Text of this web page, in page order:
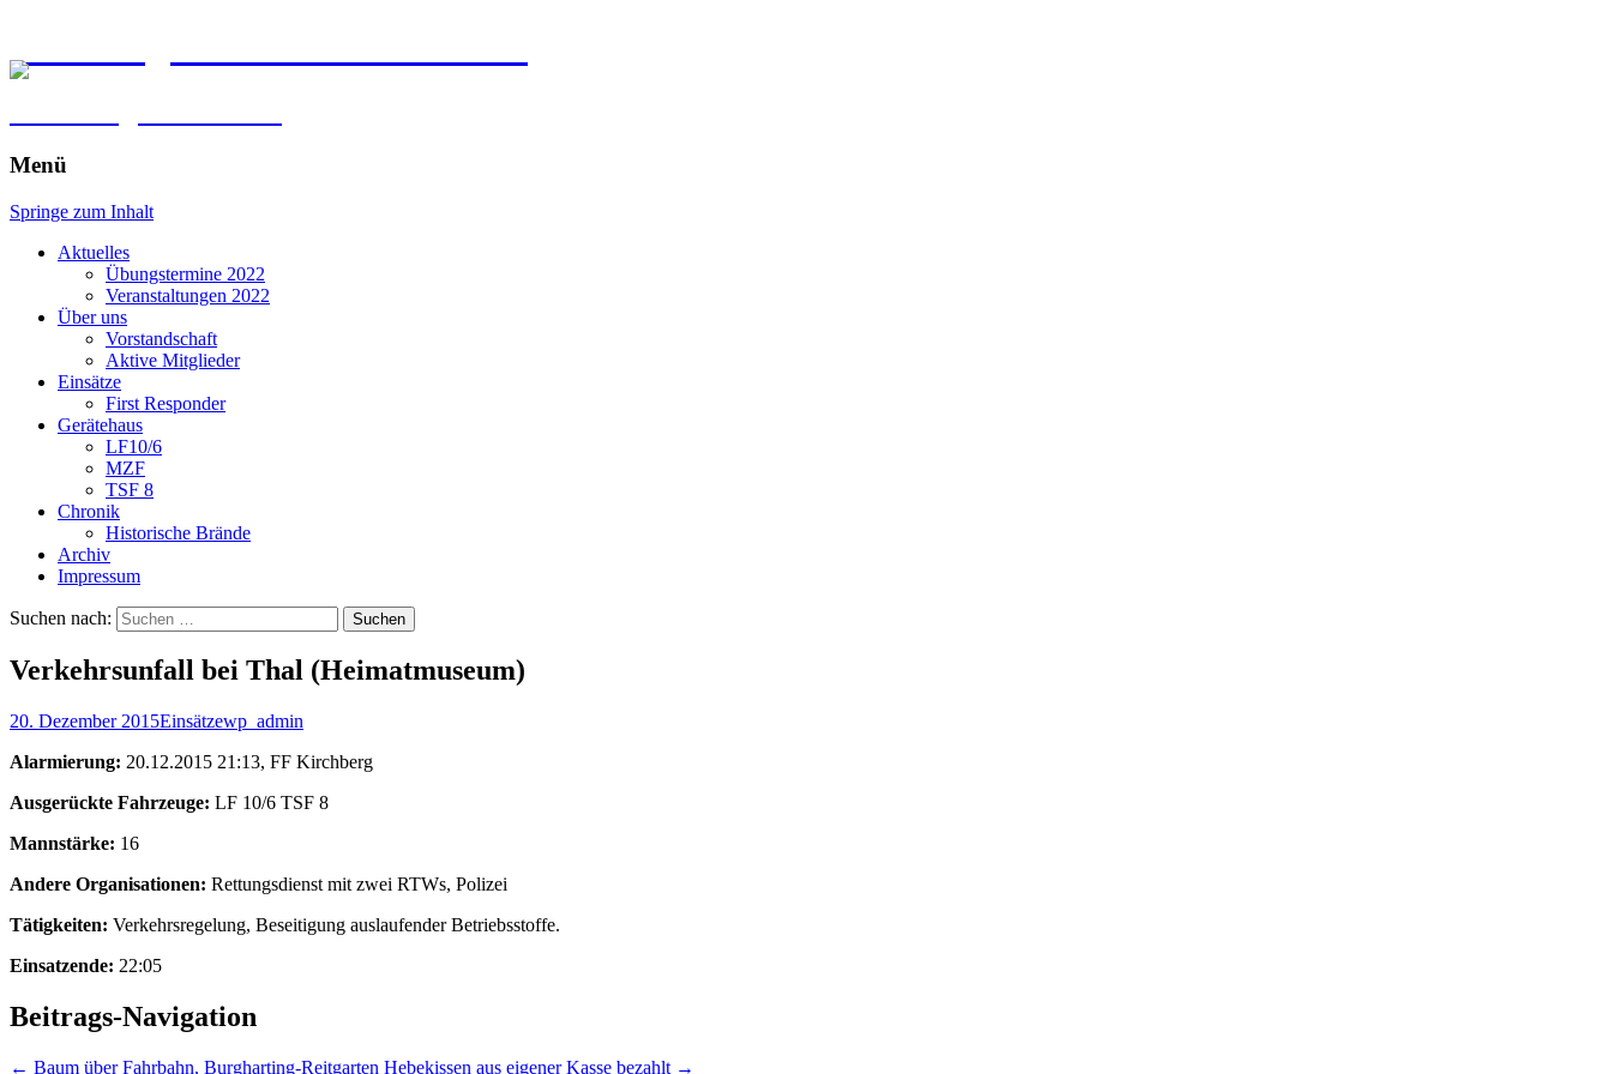
Menü
Springe zum Inhalt
Aktuelles
Übungstermine 2022
Veranstaltungen 2022
Über uns
Vorstandschaft
Aktive Mitglieder
Einsätze
First Responder
Gerätehaus
LF10/6
MZF
TSF 8
Chronik
Historische Brände
Archiv
Impressum
Suchen nach:
Verkehrsunfall bei Thal (Heimatmuseum)
20. Dezember 2015Einsätzewp_admin
Alarmierung: 20.12.2015 21:13, FF Kirchberg
Ausgerückte Fahrzeuge: LF 10/6 TSF 8
Mannstärke: 16
Andere Organisationen: Rettungsdienst mit zwei RTWs, Polizei
Tätigkeiten: Verkehrsregelung, Beseitigung auslaufender Betriebsstoffe.
Einsatzende: 22:05
Beitrags-Navigation
← Baum über Fahrbahn, Burgharting-Reitgarten Hebekissen aus eigener Kasse bezahlt →